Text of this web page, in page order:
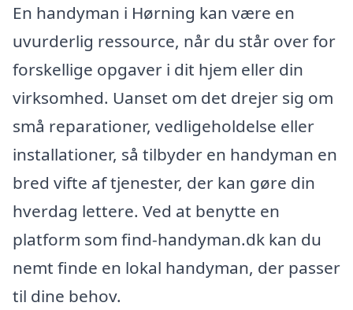
En handyman i Hørning kan være en
uvurderlig ressource, når du står over for
forskellige opgaver i dit hjem eller din
virksomhed. Uanset om det drejer sig om
små reparationer, vedligeholdelse eller
installationer, så tilbyder en handyman en
bred vifte af tjenester, der kan gøre din
hverdag lettere. Ved at benytte en
platform som find-handyman.dk kan du
nemt finde en lokal handyman, der passer
til dine behov.